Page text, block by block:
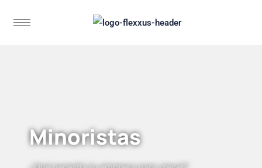
Minoristas